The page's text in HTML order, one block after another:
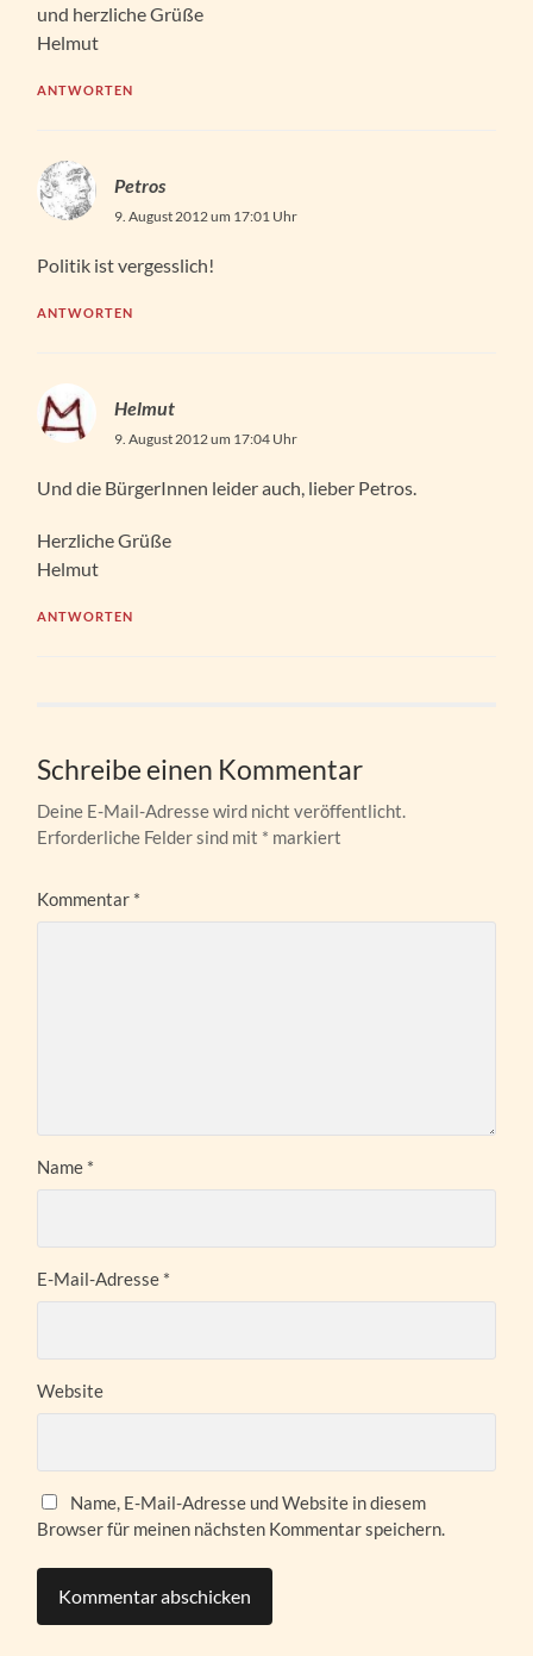
und herzliche Grüße
Helmut
ANTWORTEN
Petros
9. August 2012 um 17:01 Uhr
Politik ist vergesslich!
ANTWORTEN
Helmut
9. August 2012 um 17:04 Uhr
Und die BürgerInnen leider auch, lieber Petros.
Herzliche Grüße
Helmut
ANTWORTEN
Schreibe einen Kommentar
Deine E-Mail-Adresse wird nicht veröffentlicht.
Erforderliche Felder sind mit * markiert
Kommentar *
Name *
E-Mail-Adresse *
Website
Name, E-Mail-Adresse und Website in diesem
Browser für meinen nächsten Kommentar speichern.